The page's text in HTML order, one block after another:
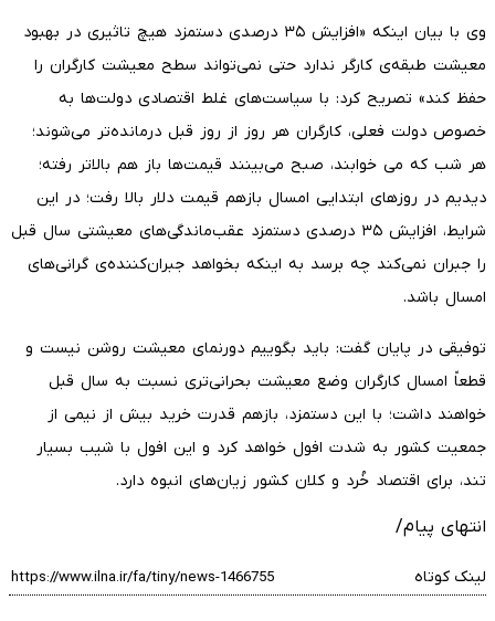
وی با بیان اینکه «افزایش ۳۵ درصدی دستمزد هیچ تاثیری در بهبود
معیشت طبقه‌ی کارگر ندارد حتی نمی‌تواند سطح معیشت کارگران را
حفظ کند» تصریح کرد: با سیاست‌های غلط اقتصادی دولت‌ها به
خصوص دولت فعلی، کارگران هر روز از روز قبل درمانده‌تر می‌شوند؛
هر شب که می خوابند، صبح می‌بینند قیمت‌ها باز هم بالاتر رفته؛
دیدیم در روزهای ابتدایی امسال بازهم قیمت دلار بالا رفت؛ در این
شرایط، افزایش ۳۵ درصدی دستمزد عقب‌ماندگی‌های معیشتی سال قبل
را جبران نمی‌کند چه برسد به اینکه بخواهد جبران‌کننده‌ی گرانی‌های
امسال باشد.
توفیقی در پایان گفت: باید بگوییم دورنمای معیشت روشن نیست و
قطعاً امسال کارگران وضع معیشت بحرانی‌تری نسبت به سال قبل
خواهند داشت؛ با این دستمزد، بازهم قدرت خرید بیش از نیمی از
جمعیت کشور به شدت افول خواهد کرد و این افول با شیب بسیار
تند، برای اقتصاد خُرد و کلان کشور زیان‌های انبوه دارد.
انتهای پیام/
لینک کوتاه